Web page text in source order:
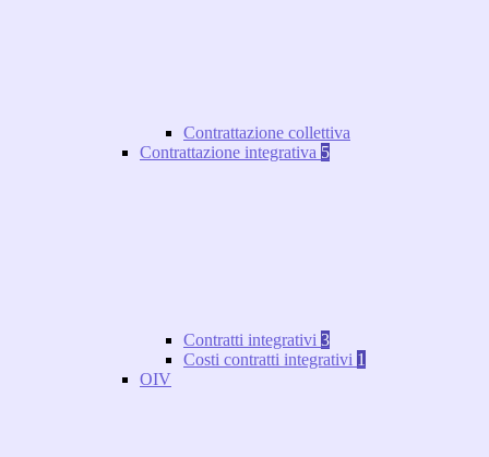
Contrattazione collettiva
Contrattazione integrativa 5
Contratti integrativi 3
Costi contratti integrativi 1
OIV